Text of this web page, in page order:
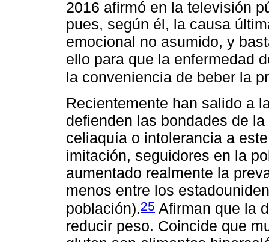
2016 afirmó en la televisión
pues, según él, la causa
emocional no asumido, y
ello para que la enfermedad
la conveniencia de beber la
Recientemente han salido a
defienden las bondades de
celiaquía o intolerancia a
imitación, seguidores en la
aumentado realmente la
menos entre los
población).25 Afirman que la
reducir peso. Coincide que